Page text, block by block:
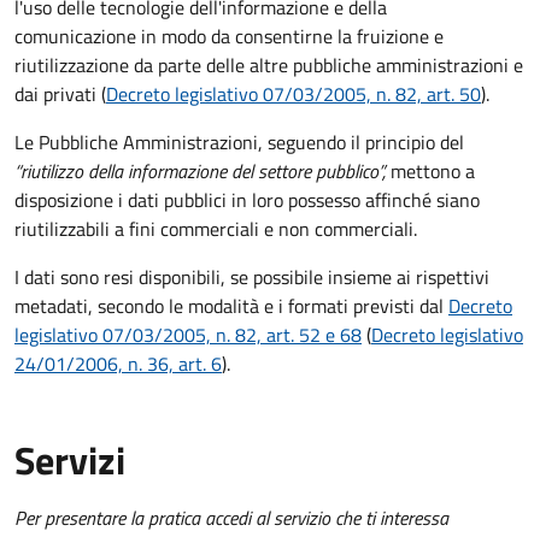
l'uso delle tecnologie dell'informazione e della
comunicazione in modo da consentirne la fruizione e
riutilizzazione da parte delle altre pubbliche amministrazioni e
dai privati (Decreto legislativo 07/03/2005, n. 82, art. 50).
Le Pubbliche Amministrazioni, seguendo il principio del
“riutilizzo della informazione del settore pubblico”,mettono a
disposizione i dati pubblici in loro possesso affinché siano
riutilizzabili a fini commerciali e non commerciali.
I dati sono resi disponibili, se possibile insieme ai rispettivi
metadati, secondo le modalità e i formati previsti dal Decreto
legislativo 07/03/2005, n. 82, art. 52 e 68(Decreto legislativo
24/01/2006, n. 36, art. 6).
Servizi
Per presentare la pratica accedi al servizio che ti interessa